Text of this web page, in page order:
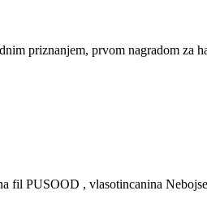
priznanjem, prvom nagradom
fil PUSOOD , vlasotincanina